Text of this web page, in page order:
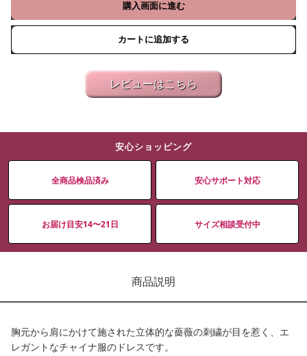
購入画面に進む
カートに追加する
レビューはこちら
安心ショッピング
全商品検品済み 安心サポート対応
お届け目安14〜21日 サイズ相談受付中
商品説明
胸元から肩にかけて施された立体的な薔薇の刺繍が目を惹く、エ
レガントなチャイナ服のドレスです。